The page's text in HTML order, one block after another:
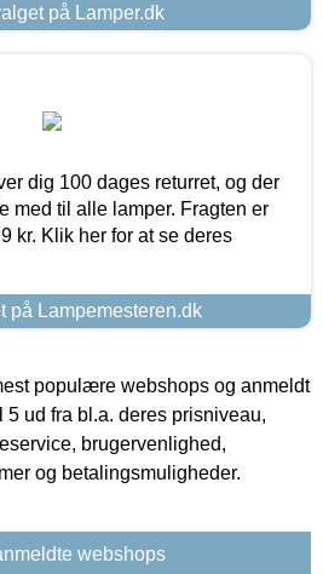
på Lamper.dk
dig 100 dages returret, og der
med til alle lamper. Fragten er
kr. Klik her for at se deres
på Lampemesteren.dk
populære webshops og anmeldt
5 ud fra bl.a. deres prisniveau,
brugervenlighed,
og betalingsmuligheder.
webshops